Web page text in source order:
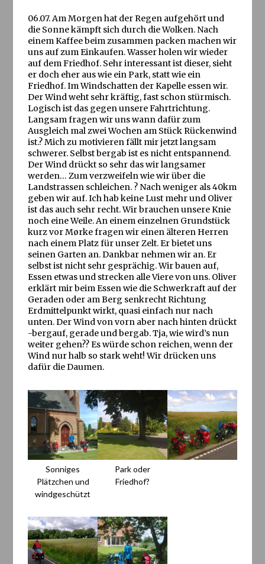
06.07. Am Morgen hat der Regen aufgehört und
die Sonne kämpft sich durch die Wolken. Nach
einem Kaffee beim zusammen packen machen wir
uns auf zum Einkaufen. Wasser holen wir wieder
auf dem Friedhof. Sehr interessant ist dieser, sieht
er doch eher aus wie ein Park, statt wie ein
Friedhof. Im Windschatten der Kapelle essen wir.
Der Wind weht sehr kräftig, fast schon stürmisch.
Logisch ist das gegen unsere Fahrtrichtung.
Langsam fragen wir uns wann dafür zum
Ausgleich mal zwei Wochen am Stück Rückenwind
ist.? Mich zu motivieren fällt mir jetzt langsam
schwerer. Selbst bergab ist es nicht entspannend.
Der Wind drückt so sehr das wir langsamer
werden… Zum verzweifeln wie wir über die
Landstrassen schleichen. ? Nach weniger als 40km
geben wir auf. Ich hab keine Lust mehr und Oliver
ist das auch sehr recht. Wir brauchen unsere Knie
noch eine Weile. An einem einzelnen Grundstück
kurz vor Mørke fragen wir einen älteren Herren
nach einem Platz für unser Zelt. Er bietet uns
seinen Garten an. Dankbar nehmen wir an. Er
selbst ist nicht sehr gesprächig. Wir bauen auf,
Essen etwas und strecken alle Viere von uns. Oliver
erklärt mir beim Essen wie die Schwerkraft auf der
Geraden oder am Berg senkrecht Richtung
Erdmittelpunkt wirkt, quasi einfach nur nach
unten. Der Wind von vorn aber nach hinten drückt
-bergauf, gerade und bergab. Tja, wie wird’s nun
weiter gehen?? Es würde schon reichen, wenn der
Wind nur halb so stark weht! Wir drücken uns
dafür die Daumen.
Sonniges
Plätzchen und
windgeschützt
Park oder
Friedhof?